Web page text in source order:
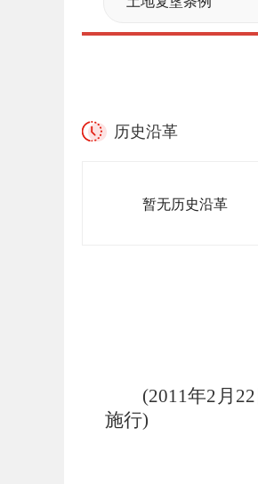
历史沿革
暂无历史沿革
(2011年2 月 22
施行)